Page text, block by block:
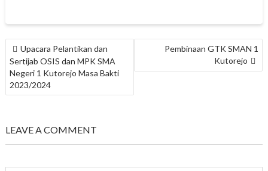
NAVIGASI
POS
Upacara Pelantikan dan
Sertijab OSIS dan MPK SMA
Negeri 1 Kutorejo Masa Bakti
2023/2024
Pembinaan GTK SMAN 1
Kutorejo
LEAVE A COMMENT